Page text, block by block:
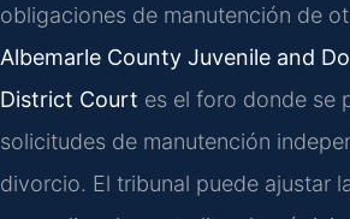
obligaciones de manutención de
Albemarle County Juvenile and
District Court es el foro donde se
solicitudes de manutención
divorcio. El tribunal puede ajustar